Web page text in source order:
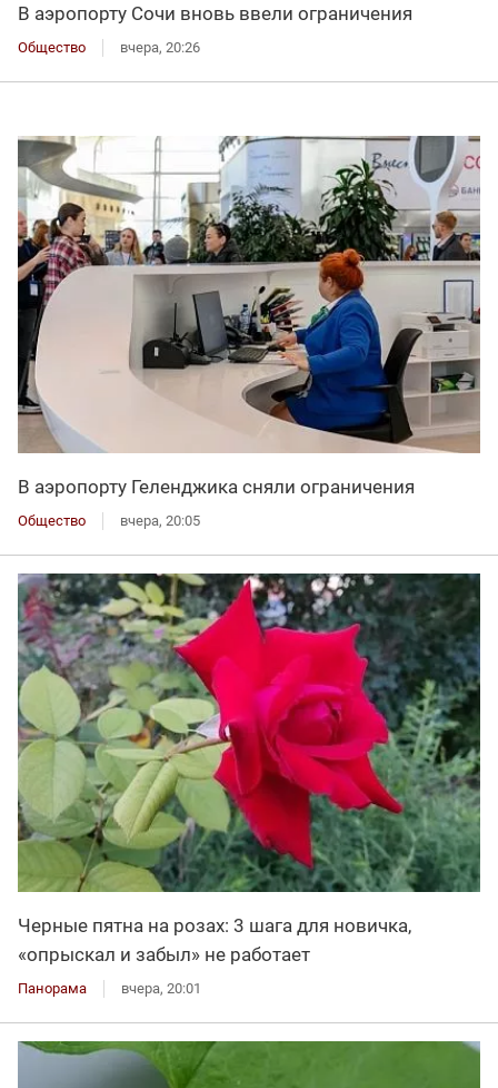
В аэропорту Сочи вновь ввели ограничения
Общество вчера, 20:26
В аэропорту Геленджика сняли ограничения
Общество вчера, 20:05
Черные пятна на розах: 3 шага для новичка,
«опрыскал и забыл» не работает
Панорама вчера, 20:01